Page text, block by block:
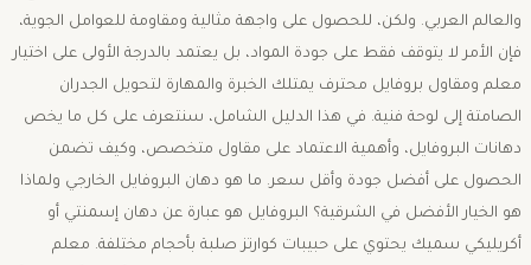
والعالم العربي. ولكن، للحصول على واجهة مثالية ومقاومة للعوامل الجوية،
فإن الأمر لا يتوقف فقط على جودة المواد، بل يعتمد بالدرجة الأولى على اختيار
معلم ومقاول بروفايل محترف يمتلك الخبرة والمهارة لتحويل الجدران
الصامتة إلى لوحة فنية. ​في هذا الدليل الشامل، سنتعرف على كل ما يخص
دهانات البروفايل، وأهمية الاعتماد على مقاول متخصص، وكيف تضمن
الحصول على أفضل جودة وأقل سعر. ​ما هو دهان البروفايل الخارجي ولماذا
هو الخيار الأفضل في الشرقية؟ ​البروفايل هو عبارة عن دهان إسمنتي أو
أكريليكي سميك يحتوي على حبيبات كوارتز صلبة بأحجام مختلفة. معلم